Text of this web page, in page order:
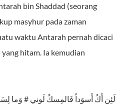
bin Shaddad (seorang
masyhur pada zaman
waktu Antarah pernah dicaci
hitam. Ia kemudian
لَئِن أَكُ أَسوَداً فَالمِسكُ لَوني # وَما